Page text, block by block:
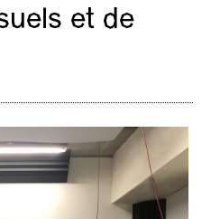
et de